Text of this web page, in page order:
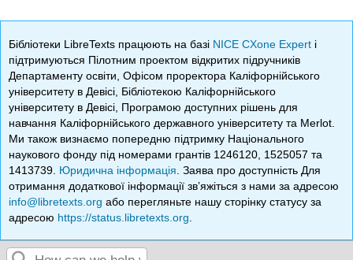
Бібліотеки LibreTexts працюють на базі NICE CXone Expert і
підтримуються Пілотним проектом відкритих підручників
Департаменту освіти, Офісом проректора Каліфорнійського
університету в Девісі, Бібліотекою Каліфорнійського
університету в Девісі, Програмою доступних рішень для
навчання Каліфорнійського державного університету та Merlot.
Ми також визнаємо попередню підтримку Національного
наукового фонду під номерами грантів 1246120, 1525057 та
1413739. Юридична інформація . Заява про доступність Для
отримання додаткової інформації зв’яжіться з нами за адресою
info@libretexts.org або перегляньте нашу сторінку статусу за
адресою https://status.libretexts.org